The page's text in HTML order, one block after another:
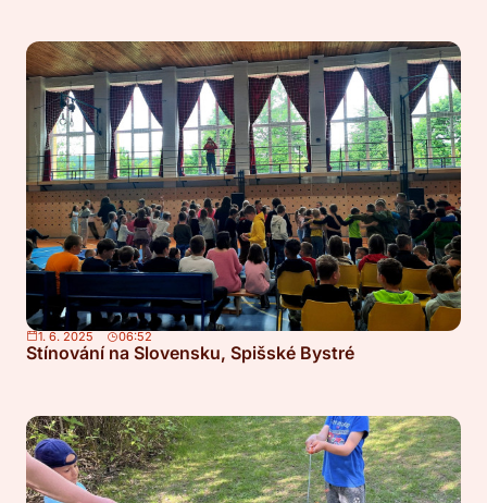
1. 6. 2025 06:52
Stínování na Slovensku, Spišské Bystré